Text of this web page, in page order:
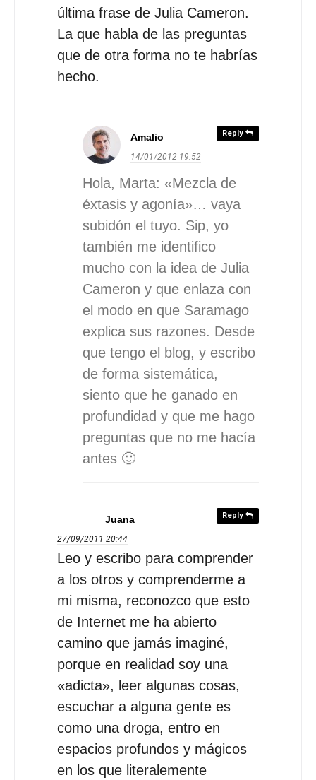
última frase de Julia Cameron.
La que habla de las preguntas
que de otra forma no te habrías
hecho.
Reply
Amalio
14/01/2012 19:52
Hola, Marta: «Mezcla de
éxtasis y agonía»… vaya
subidón el tuyo. Sip, yo
también me identifico
mucho con la idea de Julia
Cameron y que enlaza con
el modo en que Saramago
explica sus razones. Desde
que tengo el blog, y escribo
de forma sistemática,
siento que he ganado en
profundidad y que me hago
preguntas que no me hacía
antes 🙂
Reply
Juana
27/09/2011 20:44
Leo y escribo para comprender
a los otros y comprenderme a
mi misma, reconozco que esto
de Internet me ha abierto
camino que jamás imaginé,
porque en realidad soy una
«adicta», leer algunas cosas,
escuchar a alguna gente es
como una droga, entro en
espacios profundos y mágicos
en los que literalemente